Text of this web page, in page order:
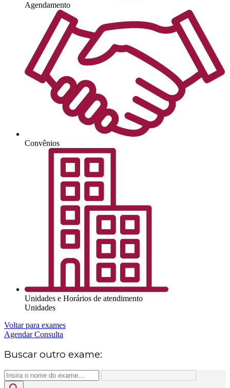
Agendamento
Convênios
Unidades e Horários de atendimento
Unidades
Voltar para exames
Agendar Consulta
Buscar outro exame: